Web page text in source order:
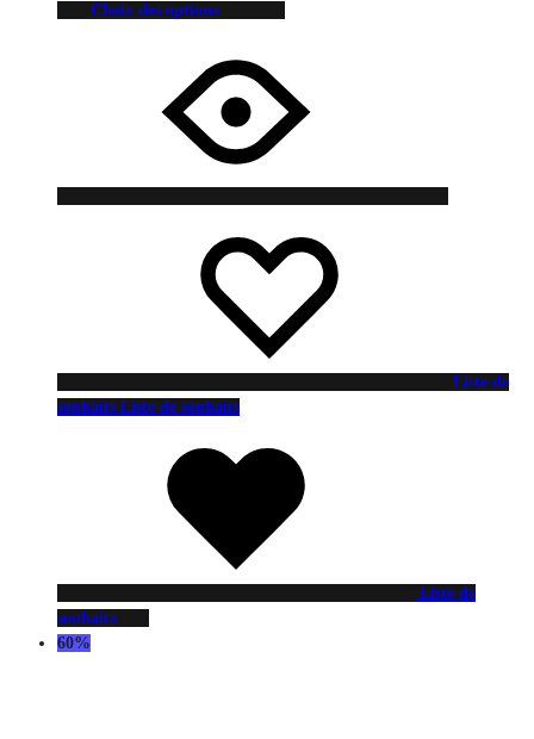
Choix des options
Liste de
souhaits Liste de souhaits
Liste de
souhaits
60%